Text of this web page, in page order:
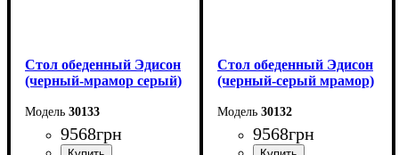
Стол обеденный Эдисон
(черный-мрамор серый)
30133
9568грн
Стол обеденный Эдисон
(черный-серый мрамор)
30132
9568грн